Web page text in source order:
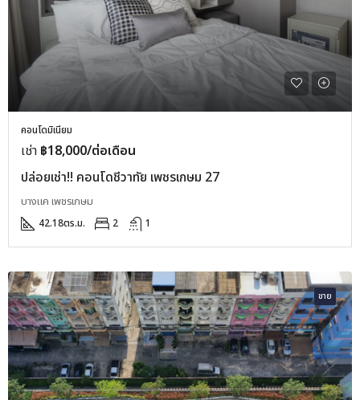
คอนโดมิเนียม
เช่า ฿18,000/ต่อเดือน
ปล่อยเช่า!! คอนโดชีวาทัย เพชรเกษม 27
บางแค เพชรเกษม
42.18ตร.ม. 2 1
ขาย